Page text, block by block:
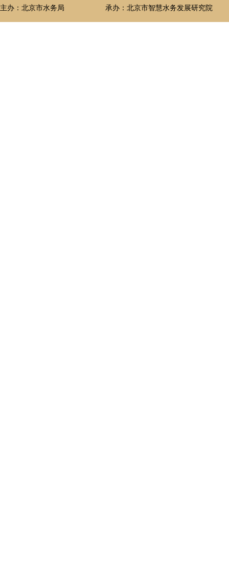
主办：北京市水务局 承办：北京市智慧水务发展研究院